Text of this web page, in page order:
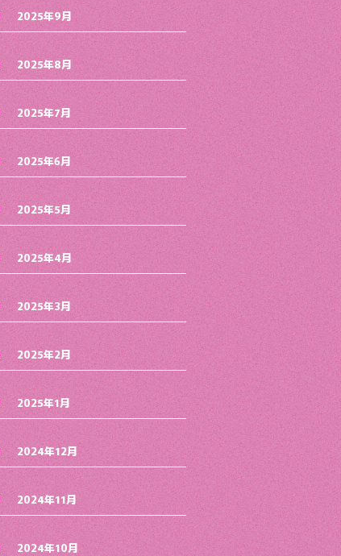
2025年9月
2025年8月
2025年7月
2025年6月
2025年5月
2025年4月
2025年3月
2025年2月
2025年1月
2024年12月
2024年11月
2024年10月